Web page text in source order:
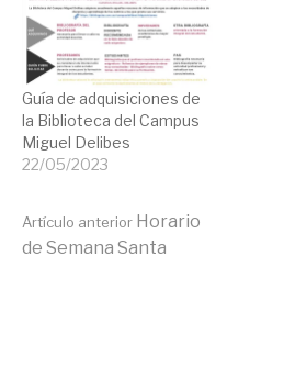
Guía de adquisiciones de
la Biblioteca del Campus
Miguel Delibes
22/05/2023
Seguir
Artículo anterior Horario
de Semana Santa